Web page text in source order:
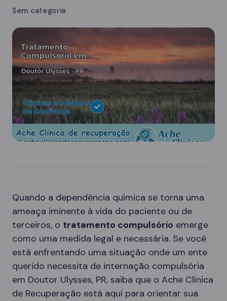
Sem categoria
Quando a dependência química se torna uma
ameaça iminente à vida do paciente ou de
terceiros, o tratamento compulsório emerge
como uma medida legal e necessária. Se você
está enfrentando uma situação onde um ente
querido necessita de internação compulsória
em Doutor Ulysses, PR, saiba que o Ache Clínica
de Recuperação está aqui para orientar sua